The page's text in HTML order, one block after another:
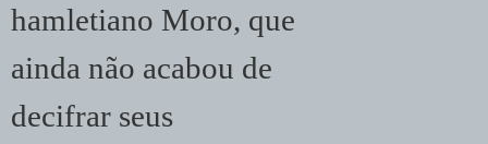
hamletiano Moro, que
ainda não acabou de
decifrar seus